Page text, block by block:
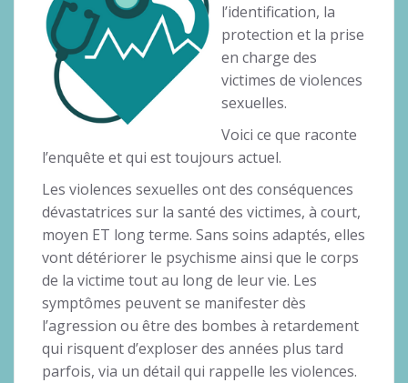
l’identification, la
protection et la prise
en charge des
victimes de violences
sexuelles.
Voici ce que raconte
l’enquête et qui est toujours actuel.
Les violences sexuelles ont des conséquences
dévastatrices sur la santé des victimes, à court,
moyen ET long terme. Sans soins adaptés, elles
vont détériorer le psychisme ainsi que le corps
de la victime tout au long de leur vie. Les
symptômes peuvent se manifester dès
l’agression ou être des bombes à retardement
qui risquent d’exploser des années plus tard
parfois, via un détail qui rappelle les violences.